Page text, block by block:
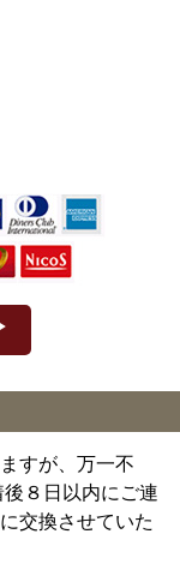
すが、万一不
８日以内にご連
交換させていた